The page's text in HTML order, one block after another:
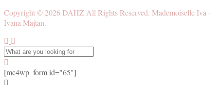
Copyright ©2026DAHZ All Rights Reserved. Mademoiselle Iva -
Ivana Majtan.
[mc4wp_form id="65"]